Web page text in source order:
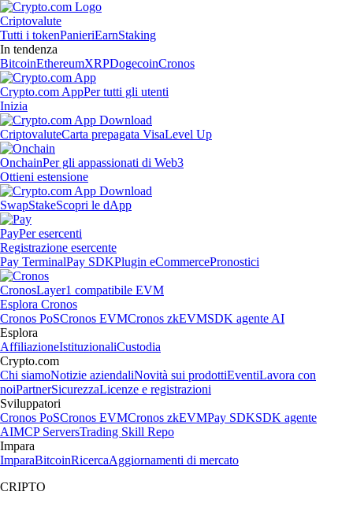
Criptovalute
Tutti i tokenPanieriEarnStaking
In tendenza
BitcoinEthereumXRPDogecoinCronos
Crypto.com AppPer tutti gli utenti
Inizia
CriptovaluteCarta prepagata VisaLevel Up
OnchainPer gli appassionati di Web3
Ottieni estensione
SwapStakeScopri le dApp
PayPer esercenti
Registrazione esercente
Pay TerminalPay SDKPlugin eCommercePronostici
CronosLayer1 compatibile EVM
Esplora Cronos
Cronos PoSCronos EVMCronos zkEVMSDK agente AI
Esplora
AffiliazioneIstituzionaliCustodia
Crypto.com
Chi siamoNotizie aziendaliNovità sui prodottiEventiLavora con
noiPartnerSicurezzaLicenze e registrazioni
Sviluppatori
Cronos PoSCronos EVMCronos zkEVMPay SDKSDK agente
AIMCP ServersTrading Skill Repo
Impara
ImparaBitcoinRicercaAggiornamenti di mercato
CRIPTO